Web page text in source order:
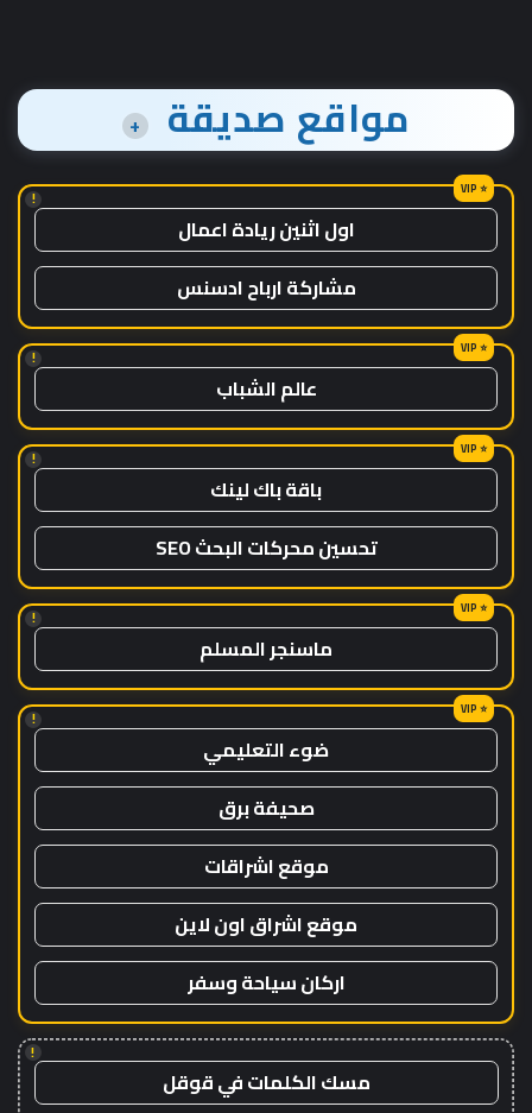
مواقع صديقة +
!
اول اثنين ريادة اعمال
مشاركة ارباح ادسنس
!
عالم الشباب
!
باقة باك لينك
تحسين محركات البحث SEO
!
ماسنجر المسلم
!
ضوء التعليمي
صحيفة برق
موقع اشراقات
موقع اشراق اون لاين
اركان سياحة وسفر
!
مسك الكلمات في قوقل